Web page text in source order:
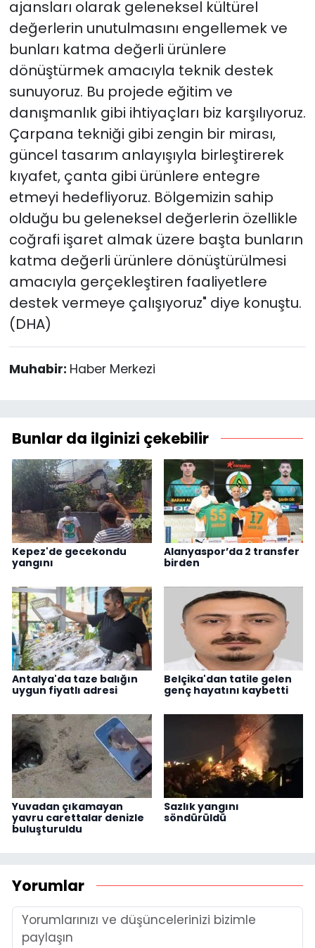
ajansları olarak geleneksel kültürel
değerlerin unutulmasını engellemek ve
bunları katma değerli ürünlere
dönüştürmek amacıyla teknik destek
sunuyoruz. Bu projede eğitim ve
danışmanlık gibi ihtiyaçları biz karşılıyoruz.
Çarpana tekniği gibi zengin bir mirası,
güncel tasarım anlayışıyla birleştirerek
kıyafet, çanta gibi ürünlere entegre
etmeyi hedefliyoruz. Bölgemizin sahip
olduğu bu geleneksel değerlerin özellikle
coğrafi işaret almak üzere başta bunların
katma değerli ürünlere dönüştürülmesi
amacıyla gerçekleştiren faaliyetlere
destek vermeye çalışıyoruz" diye konuştu.
(DHA)
Muhabir: Haber Merkezi
Bunlar da ilginizi çekebilir
Kepez'de gecekondu
yangını
Alanyaspor’da 2 transfer
birden
Antalya'da taze balığın
uygun fiyatlı adresi
Belçika'dan tatile gelen
genç hayatını kaybetti
Yuvadan çıkamayan
yavru carettalar denizle
buluşturuldu
Sazlık yangını
söndürüldü
Yorumlar